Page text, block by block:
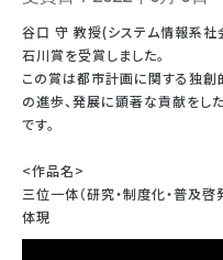
谷口 守 教授(システム情報系社
石川賞を受賞しました。
この賞は都市計画に関する独創
の進歩、発展に顕著な貢献をし
です。
<作品名>
三位一体（研究・制度化・普及啓
体現